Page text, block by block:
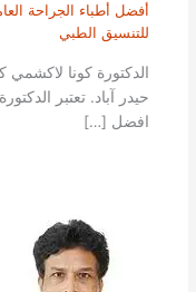
أفضل أطباء الجراحة
للتنسيق الطبي
الدكتورة كونا
حيدر آباد. تعتبر
افضل […]